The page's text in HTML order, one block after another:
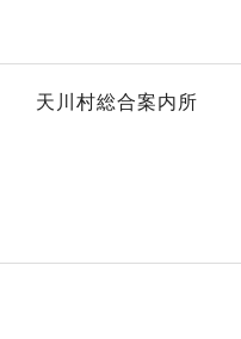
天川村総合案内所